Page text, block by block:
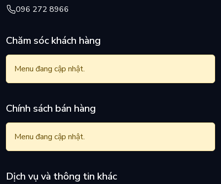
096 272 8966
Chăm sóc khách hàng
Menu đang cập nhật.
Chính sách bán hàng
Menu đang cập nhật.
Dịch vụ và thông tin khác